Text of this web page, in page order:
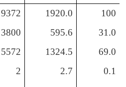
9372 1920.0
100
3800 595.6
31.0
5572 1324.5
69.0
2 2.7
0.1